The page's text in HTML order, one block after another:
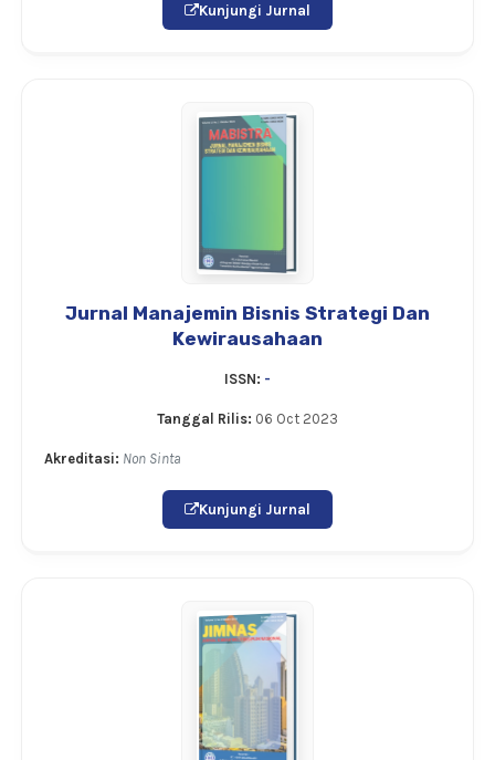
Kunjungi Jurnal
Jurnal Manajemin Bisnis Strategi Dan
Kewirausahaan
ISSN: -
Tanggal Rilis: 06 Oct 2023
Akreditasi: Non Sinta
Kunjungi Jurnal